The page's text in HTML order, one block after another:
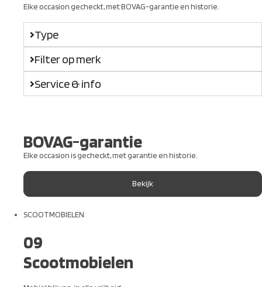
Elke occasion gecheckt, met BOVAG-garantie en historie.
Type
Filter op merk
Service & info
BOVAG-garantie
Elke occasion is gecheckt, met garantie en historie.
Bekijk
SCOOTMOBIELEN
09
Scootmobielen